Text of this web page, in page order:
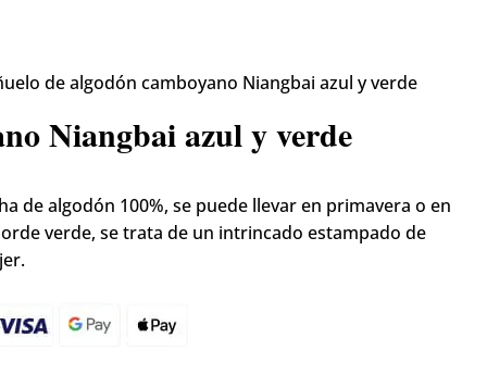
de algodón camboyano Niangbai azul y verde
Niangbai azul y verde
de algodón 100%, se puede llevar en primavera o en
verde, se trata de un intrincado estampado de